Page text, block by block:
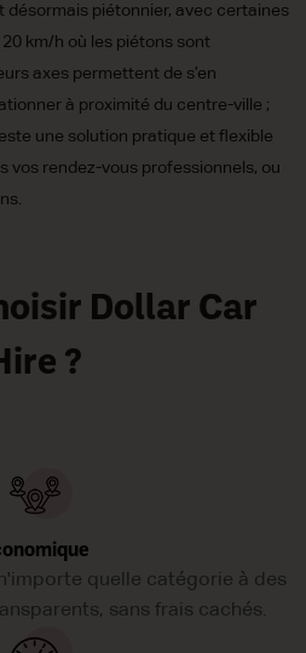
désormais piétonnier, avec certaines
km/h où les piétons sont
axes permettent de s’en
à proximité du centre-ville ;
une solution pratique et flexible
vos rendez-vous professionnels, ou
Dollar Car
?
quelle catégorie à des
sans frais cachés.